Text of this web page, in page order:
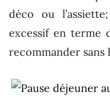
déco ou
excessif en terme
recommander sans